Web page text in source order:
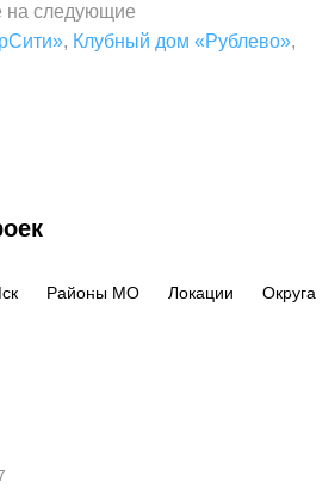
на следующие
, Клубный дом «Рублево»,
Районы МО Локации Округа